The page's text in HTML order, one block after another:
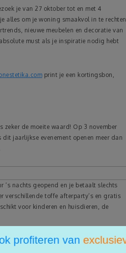
je van 27 oktober tot en met 4
alles om je woning smaakvol in te rechten
nieuwe meubelen en decoratie van
must als je inspiratie nodig hebt
print je een kortingsbon,
zeker de moeite waard! Op 3 november
jaarlijkse evenement openen meer dan
‘s nachts geopend en je betaalt slechts
verschillende toffe afterparty’s en gratis
voor kinderen en huisdieren, de
je eigen route plant. Je tickets worden
welke dan weer goed is voor 1